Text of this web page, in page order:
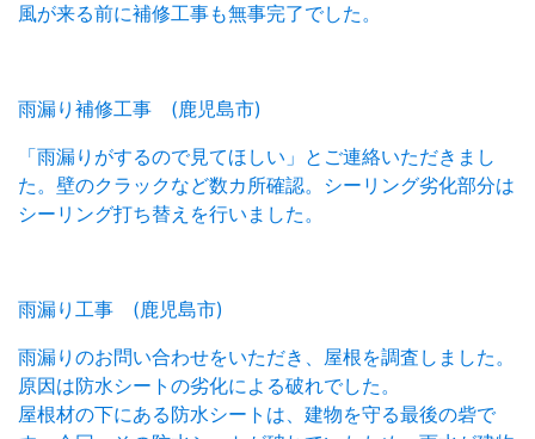
風が来る前に補修工事も無事完了でした。
雨漏り補修工事 (鹿児島市)
「雨漏りがするので見てほしい」とご連絡いただきまし
た。壁のクラックなど数カ所確認。シーリング劣化部分は
シーリング打ち替えを行いました。
雨漏り工事 (鹿児島市)
雨漏りのお問い合わせをいただき、屋根を調査しました。
原因は防水シートの劣化による破れでした。
屋根材の下にある防水シートは、建物を守る最後の砦で